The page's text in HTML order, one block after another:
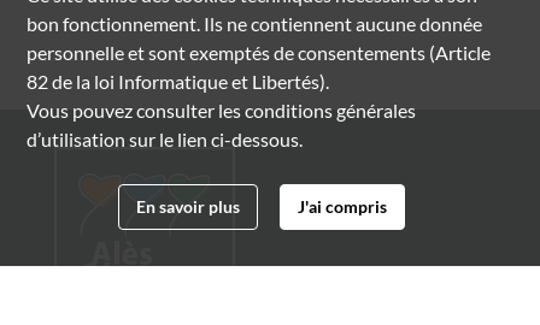
bon fonctionnement. Ils ne contiennent aucune donnée
personnelle et sont exemptés de consentements (Article
82 de la loi Informatique et Libertés).
Vous pouvez consulter les conditions générales
d’utilisation sur le lien ci-dessous.
En savoir plus J'ai compris